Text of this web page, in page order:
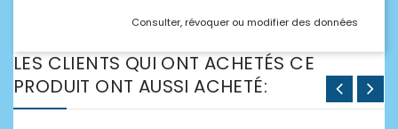
Consulter, révoquer ou modifier des données
LES CLIENTS QUI ONT ACHETÉS CE
PRODUIT ONT AUSSI ACHETÉ: